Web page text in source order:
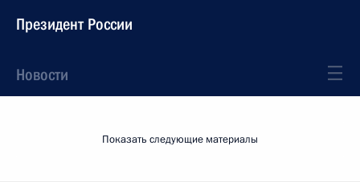
Президент России
Новости
Показать следующие материалы